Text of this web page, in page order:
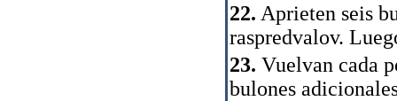
22. Aprieten seis
raspredvalov.
23. Vuelvan cada
bulones